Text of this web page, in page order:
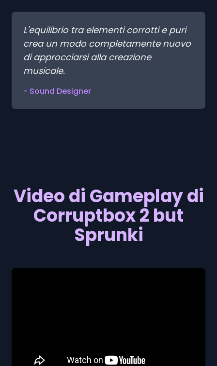
L'equilibrio tra elementi corrotti e puri
crea un modo completamente nuovo
di approcciarsi alla creazione
musicale.
- Sound Designer
Video di Gameplay di
Corruptbox 2 but
Sprunki